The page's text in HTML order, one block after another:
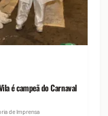
é campeã do Carnaval
de Imprensa